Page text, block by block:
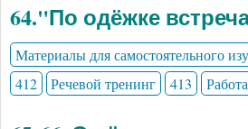
64."По одёжке
Материалы для самостоятельного
412
Речевой тренинг 413